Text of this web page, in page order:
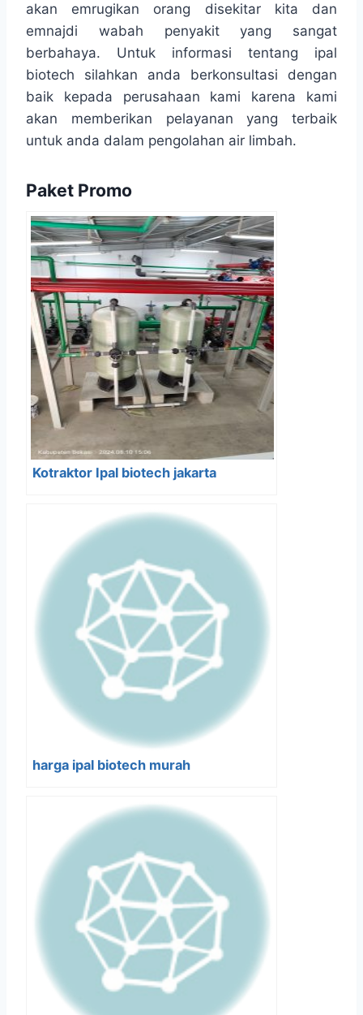
akan emrugikan orang disekitar kita dan
emnajdi wabah penyakit yang sangat
berbahaya. Untuk informasi tentang ipal
biotech silahkan anda berkonsultasi dengan
baik kepada perusahaan kami karena kami
akan memberikan pelayanan yang terbaik
untuk anda dalam pengolahan air limbah.
Paket Promo
Kotraktor Ipal biotech jakarta
harga ipal biotech murah